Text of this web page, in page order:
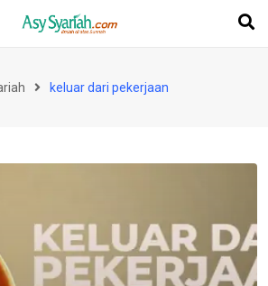
keluar dari pekerjaan